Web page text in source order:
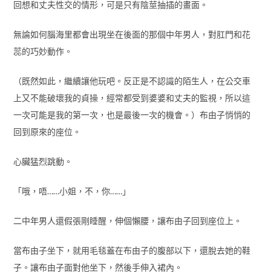
回想和丈夫性交的情形，可是只有陰莖抽插的畫面。
無論如何腦海里都會出現坐在後面的那個中年男人，對肛門和花
蕊的巧妙動作。
（既然如此，繼續讓他玩吧。反正是不認識的陌生人，在公交車
上又不能破壞我的貞操，經常都受到婆婆和丈夫的監視，所以這
一次可能是我的第一次，也是最後一次的機會。）布由子悄悄的
回到原來的座位。
心臟猛烈跳動。
「哦，唔……小姐，不，你……」
二中年男人還假張剛睡醒，伸個懶腰，讓布由子回到座位上。
當布由子坐下，就用毛毯蓋在布由子的腹部以下，還脫去她的鞋
子。讓布由子面對他坐下，然後手伸入裙內。